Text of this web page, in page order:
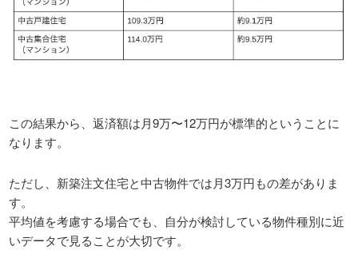
この結果から、返済額は月9万〜12万円が標準的ということに
なります。
ただし、新築注文住宅と中古物件では月3万円もの差がありま
す。
平均値を考慮する場合でも、自分が検討している物件種別に近
いデータで見ることが大切です。